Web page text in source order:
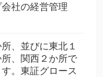
社の経営管理
、並びに東北１
、関西２か所で
。東証グロース